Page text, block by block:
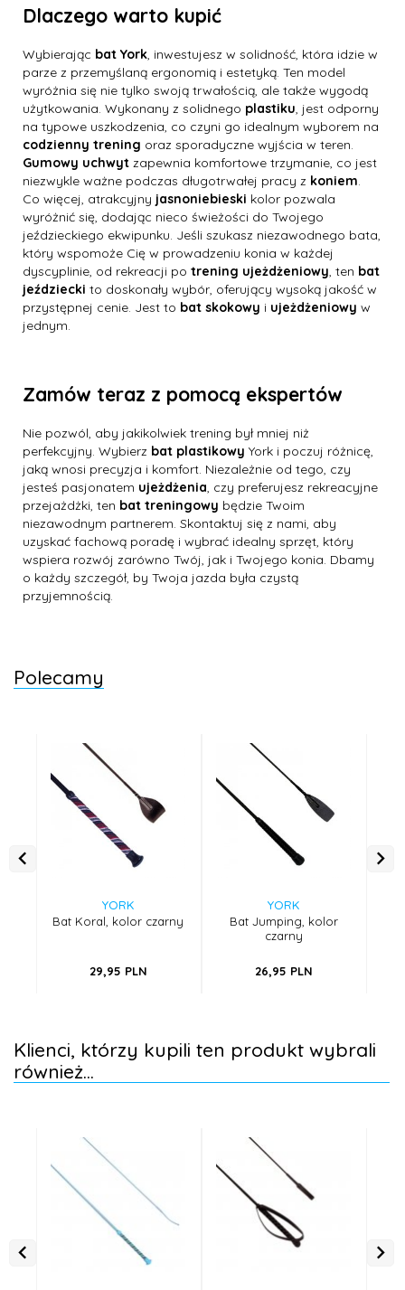
Dlaczego warto kupić
Wybierając bat York, inwestujesz w solidność, która idzie w
parze z przemyślaną ergonomią i estetyką. Ten model
wyróżnia się nie tylko swoją trwałością, ale także wygodą
użytkowania. Wykonany z solidnego plastiku, jest odporny
na typowe uszkodzenia, co czyni go idealnym wyborem na
codzienny trening oraz sporadyczne wyjścia w teren.
Gumowy uchwyt zapewnia komfortowe trzymanie, co jest
niezwykle ważne podczas długotrwałej pracy z koniem.
Co więcej, atrakcyjny jasnoniebieski kolor pozwala
wyróżnić się, dodając nieco świeżości do Twojego
jeździeckiego ekwipunku. Jeśli szukasz niezawodnego bata,
który wspomoże Cię w prowadzeniu konia w każdej
dyscyplinie, od rekreacji po trening ujeżdżeniowy, ten bat
jeździecki to doskonały wybór, oferujący wysoką jakość w
przystępnej cenie. Jest to bat skokowy i ujeżdżeniowy w
jednym.
Zamów teraz z pomocą ekspertów
Nie pozwól, aby jakikolwiek trening był mniej niż
perfekcyjny. Wybierz bat plastikowy York i poczuj różnicę,
jaką wnosi precyzja i komfort. Niezależnie od tego, czy
jesteś pasjonatem ujeżdżenia, czy preferujesz rekreacyjne
przejażdżki, ten bat treningowy będzie Twoim
niezawodnym partnerem. Skontaktuj się z nami, aby
uzyskać fachową poradę i wybrać idealny sprzęt, który
wspiera rozwój zarówno Twój, jak i Twojego konia. Dbamy
o każdy szczegół, by Twoja jazda była czystą
przyjemnością.
Polecamy
YORK
Bat Koral, kolor czarny
29,95 PLN
YORK
Bat Jumping, kolor
czarny
26,95 PLN
Klienci, którzy kupili ten produkt wybrali
również...